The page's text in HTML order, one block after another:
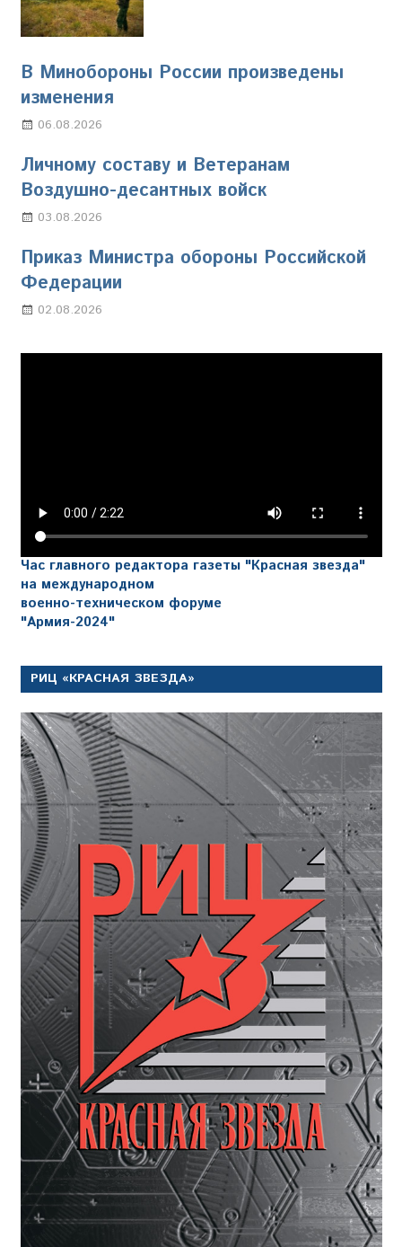
В Минобороны России произведены
изменения
06.08.2026
Личному составу и Ветеранам
Воздушно-десантных войск
03.08.2026
Приказ Министра обороны Российской
Федерации
02.08.2026
Час главного редактора газеты "Красная звезда"
на международном
военно-техническом форуме
"Армия-2024"
РИЦ «КРАСНАЯ ЗВЕЗДА»